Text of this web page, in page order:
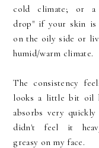
cold climate; or a
drop" if your skin is
on the oily side or
humid/warm climate.
The consistency
looks a little bit oil
absorbs very
didn't feel it
greasy on my face.